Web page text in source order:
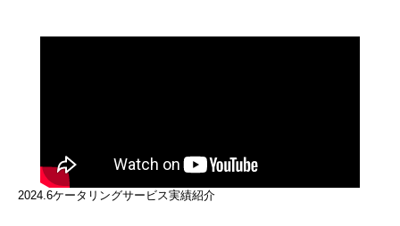
2024.6ケータリングサービス実績紹介